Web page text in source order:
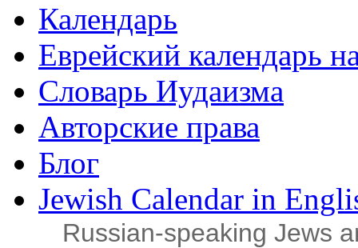
Календарь
Еврейский календарь
Словарь Иудаизма
Авторские права
Блог
Jewish Calendar in
Russian‑speaking Jews